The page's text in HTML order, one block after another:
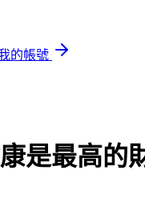
的帳號
是最高的